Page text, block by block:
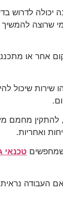
לדרוש
מי שרוצה
אחר או
שיכול
להתקין מחמם
ואחריות.
טכנאי
נראית